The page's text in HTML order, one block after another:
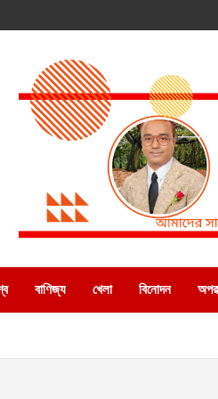
বাণিজ্য খেলা বিনোদন